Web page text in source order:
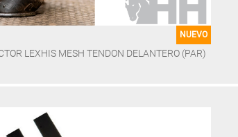
NUEVO
LEXHIS MESH TENDON DELANTERO (PAR)